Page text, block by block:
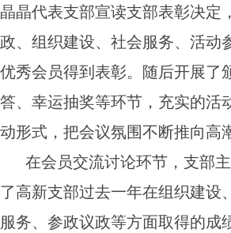
晶晶代表支部宣读支部表彰决定
政、组织建设、社会服务、活动
优秀会员得到表彰。随后开展了
答、幸运抽奖等环节，充实的活
动形式，把会议氛围不断推向高
在会员交流讨论环节，支部
了高新支部过去一年在组织建设
服务、参政议政等方面取得的成